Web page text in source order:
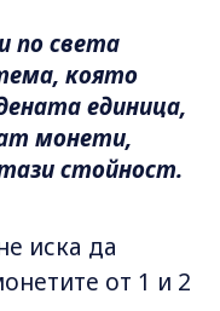
по света
която
единица,
монети,
стойност.
иска да
от 1 и 2